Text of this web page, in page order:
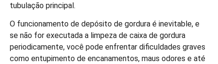
tubulação principal.
O funcionamento de depósito de gordura é inevitable, e
se não for executada a limpeza de caixa de gordura
periodicamente, você pode enfrentar dificuldades graves
como entupimento de encanamentos, maus odores e até